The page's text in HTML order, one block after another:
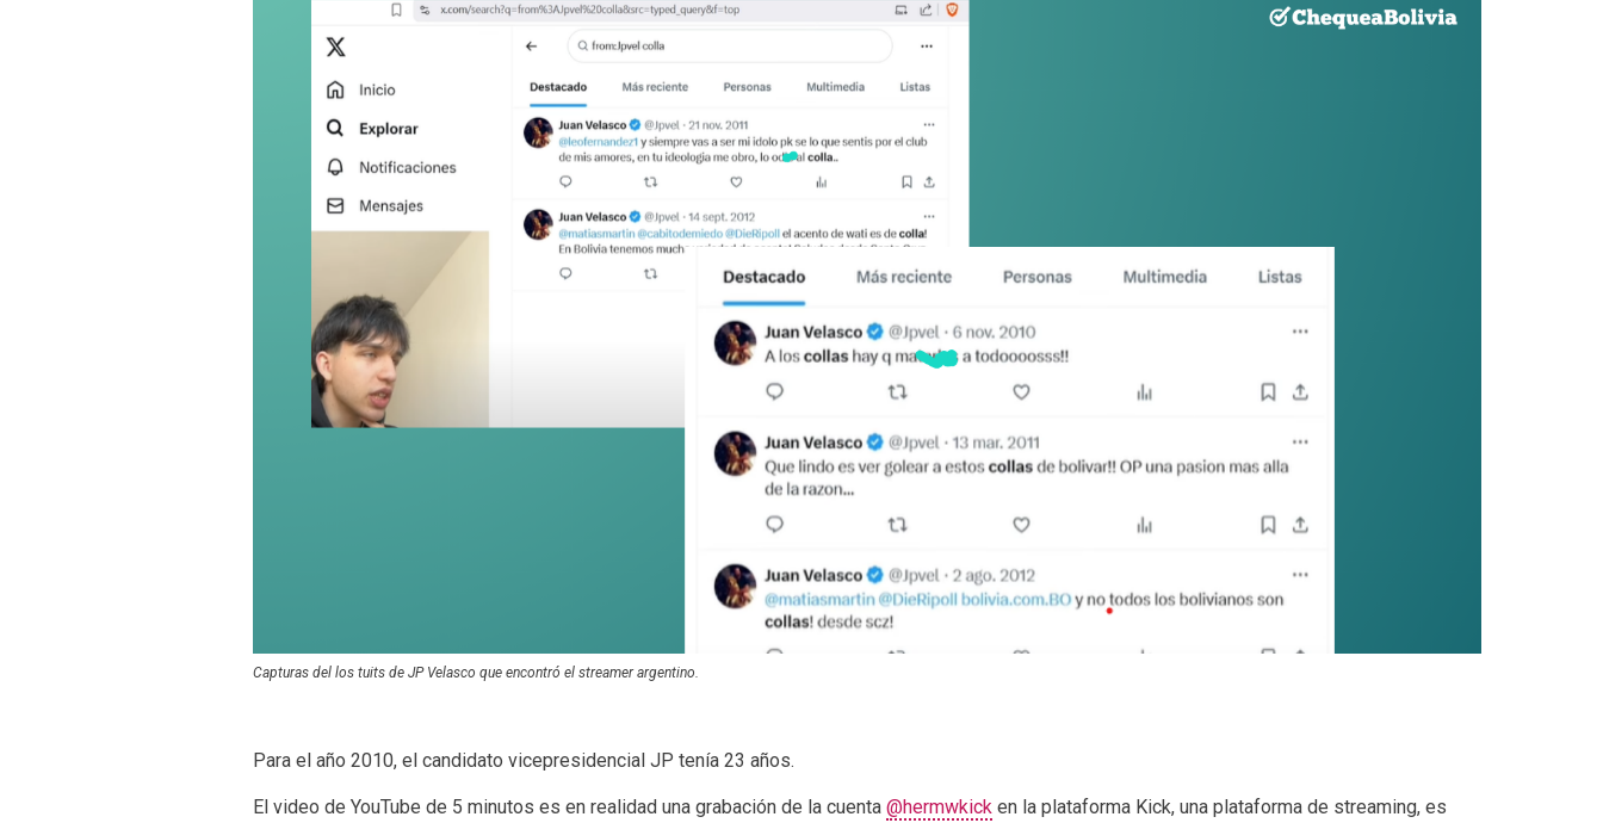
Capturas del los tuits de JP Velasco que encontró el streamer argentino.
Para el año 2010, el candidato vicepresidencial JP tenía 23 años.
El video de YouTube de 5 minutos es en realidad una grabación de la cuenta @hermwkick en la plataforma Kick, una plataforma de streaming, es